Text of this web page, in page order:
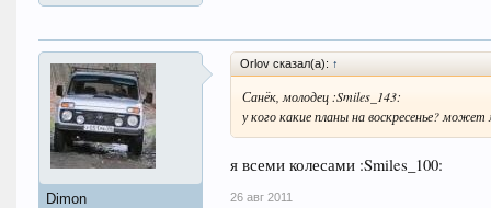
Dimon
Orlov сказал(а): ↑
Санёк, молодец :Smiles_143:
у кого какие планы на воскресенье?
я всеми колесами :Smiles_100:
26 авг 2011